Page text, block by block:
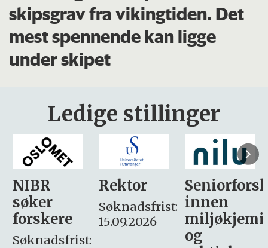
skipsgrav fra vikingtiden. Det
mest spennende kan ligge
under skipet
Ledige stillinger
Rektor
Søknadsfrist:
15.09.2026
Seniorforsker
innen
miljøkjemi
søker
– fast